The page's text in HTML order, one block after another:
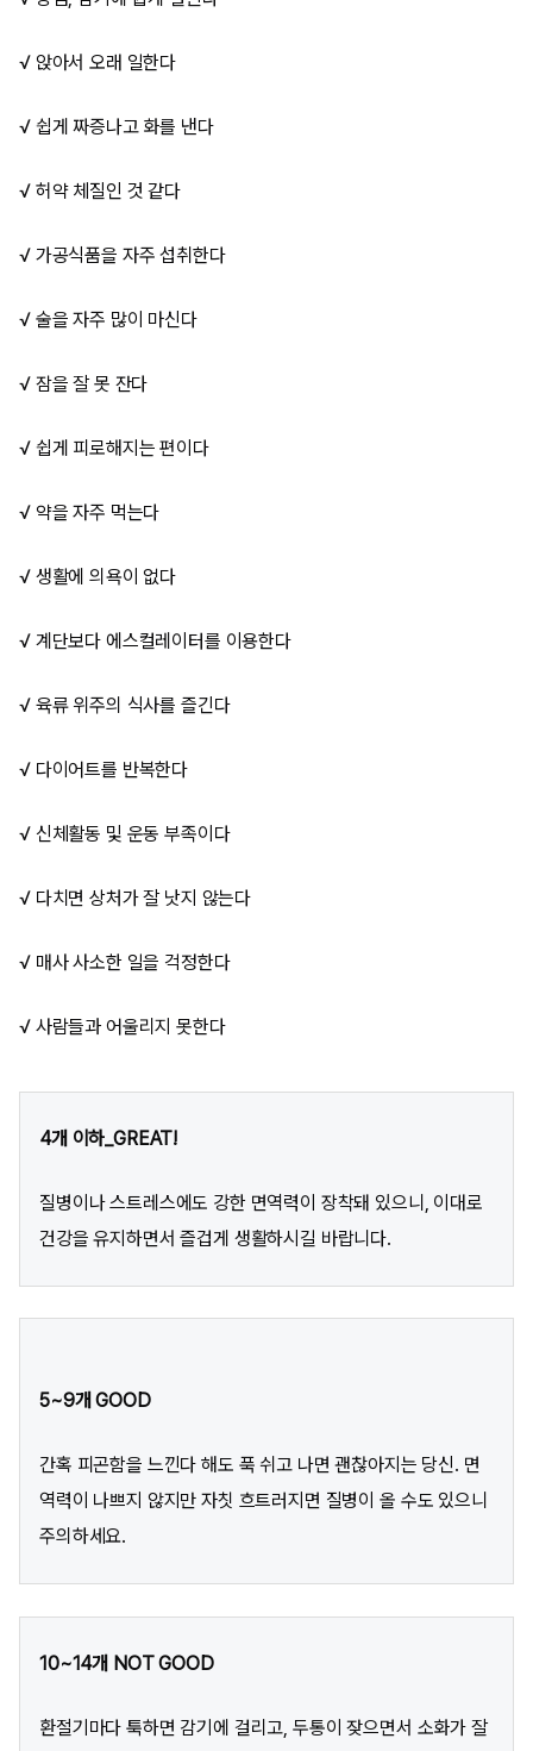
√ 앉아서 오래 일한다
√ 쉽게 짜증나고 화를 낸다
√ 허약 체질인 것 같다
√ 가공식품을 자주 섭취한다
√ 술을 자주 많이 마신다
√ 잠을 잘 못 잔다
√ 쉽게 피로해지는 편이다
√ 약을 자주 먹는다
√ 생활에 의욕이 없다
√ 계단보다 에스컬레이터를 이용한다
√ 육류 위주의 식사를 즐긴다
√ 다이어트를 반복한다
√ 신체활동 및 운동 부족이다
√ 다치면 상처가 잘 낫지 않는다
√ 매사 사소한 일을 걱정한다
√ 사람들과 어울리지 못한다
4개 이하_GREAT!
질병이나 스트레스에도 강한 면역력이 장착돼 있으니, 이대로
건강을 유지하면서 즐겁게 생활하시길 바랍니다.
5~9개 GOOD
간혹 피곤함을 느낀다 해도 푹 쉬고 나면 괜찮아지는 당신. 면
역력이 나쁘지 않지만 자칫 흐트러지면 질병이 올 수도 있으니
주의하세요.
10~14개 NOT GOOD
환절기마다 툭하면 감기에 걸리고, 두통이 잦으면서 소화가 잘